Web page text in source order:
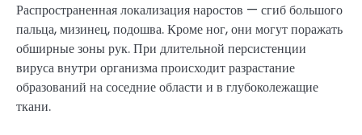
Распространенная локализация наростов — сгиб большого
пальца, мизинец, подошва. Кроме ног, они могут поражать
обширные зоны рук. При длительной персистенции
вируса внутри организма происходит разрастание
образований на соседние области и в глубоколежащие
ткани.